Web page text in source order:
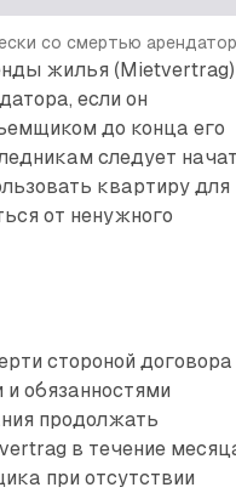
со смертью
жилья (Mietvertrag)
если он
до конца его
следует
квартиру для
от ненужного
стороной договора
обязанностями
продолжать
в течение
при отсутствии